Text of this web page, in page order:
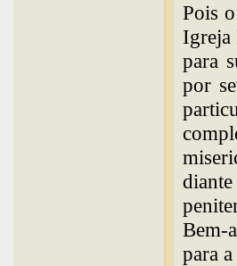
Pois
Igreja
para
por
Bem-
para